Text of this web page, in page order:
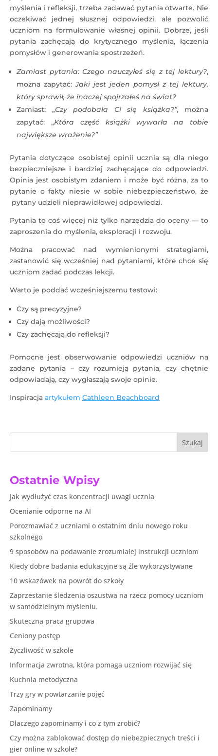
myślenia i refleksji, trzeba zadawać pytania otwarte. Nie
oczekiwać jednej słusznej odpowiedzi, ale pozwolić
uczniom na formułowanie własnej opinii. Dobrze, jeśli
pytania zachęcają do krytycznego myślenia, łączenia
pomysłów i generowania spostrzeżeń.
Zamiast pytania: Czego nauczyłeś się z tej lektury?,
można zapytać:Jaki jest jeden pomysł z tej lektury,
który sprawił, że inaczej spojrzałeś na świat?
Zamiast: „Czy podobała Ci się książka?”, można
zapytać: „Która część książki wywarła na tobie
największe wrażenie?”
Pytania dotyczące osobistej opinii ucznia są dla niego
bezpieczniejsze i bardziej zachęcające do odpowiedzi.
Opinia jest osobistym zdaniem i może być różna, za to
pytanie o fakty niesie w sobie niebezpieczeństwo, że
pytany udzieli nieprawidłowej odpowiedzi.
Pytania to coś więcej niż tylko narzędzia do oceny — to
zaproszenia do myślenia, eksploracji i rozwoju.
Można pracować nad wymienionymi strategiami,
zastanowić się wcześniej nad pytaniami, które chce się
uczniom zadać podczas lekcji.
Warto je poddać wcześniejszemu testowi:
Czy są precyzyjne?
Czy dają możliwości?
Czy zachęcają do refleksji?
Pomocne jest obserwowanie odpowiedzi uczniów na
zadane pytania – czy rozumieją pytania, czy chętnie
odpowiadają, czy wygłaszają swoje opinie.
Inspiracja artykułem Cathleen Beachboard
Szukaj
Ostatnie Wpisy
Jak wydłużyć czas koncentracji uwagi ucznia
Ocenianie odporne na AI
Porozmawiać z uczniami o ostatnim dniu nowego roku
szkolnego
9 sposobów na podawanie zrozumiałej instrukcji uczniom
Kiedy dobre badania edukacyjne są źle wykorzystywane
10 wskazówek na powrót do szkoły
Zaprzestanie śledzenia oszustwa na rzecz pomocy uczniom
w samodzielnym myśleniu.
Skuteczna praca grupowa
Ceniony postęp
Życzliwość w szkole
Informacja zwrotna, która pomaga uczniom rozwijać się
Kuchnia metodyczna
Trzy gry w powtarzanie pojęć
Zapominamy
Dlaczego zapominamy i co z tym zrobić?
Czy można zablokować dostęp do niebezpiecznych treści i
gier online w szkole?